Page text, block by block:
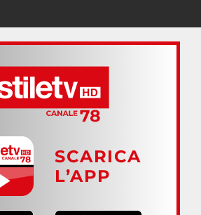
SCARICA
L’APP